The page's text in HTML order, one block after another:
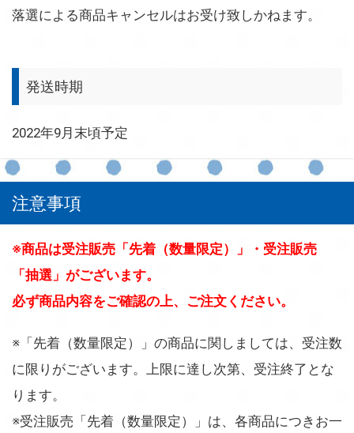
落選による商品キャンセルはお受け致しかねます。
発送時期
2022年9月末頃予定
注意事項
※商品は受注販売「先着（数量限定）」・受注販売
「抽選」がございます。
必ず商品内容をご確認の上、ご注文ください。
※「先着（数量限定）」の商品に関しましては、受注数
に限りがございます。上限に達し次第、受注終了とな
ります。
※受注販売「先着（数量限定）」は、各商品につきお一